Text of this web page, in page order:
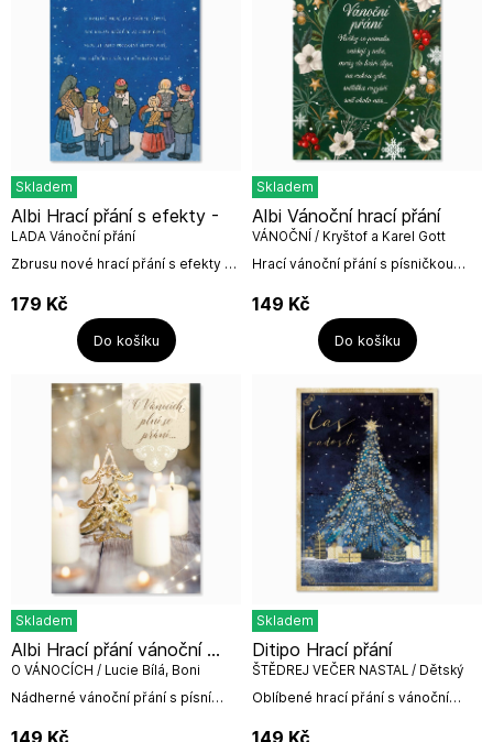
Skladem
Zbrusu nové hrací přání s efekty s
otevření přání.Při otevření přání se
rozezní vánoční...
Albi Hrací přání s efekty -
LADA Vánoční přání
179 Kč
Do košíku
Skladem
Hrací vánoční přání s písničkou
Vánoční.Rozměr hracího přání
včetně bílé obálky:...
Albi Vánoční hrací přání
VÁNOČNÍ / Kryštof a Karel Gott
149 Kč
Do košíku
Skladem
Nádherné vánoční přání s písní
hrající při otevření přání:O Vánocích
Albi Hrací přání vánoční ...
O VÁNOCÍCH / Lucie Bílá, Boni
Pueri
149 Kč
Skladem
Oblíbené hrací přání s vánoční
dětského pěveckého sboru Fere
Ditipo Hrací přání
ŠTĚDREJ VEČER NASTAL / Dětský
pěvecký sbor Fere Angeli
149 Kč